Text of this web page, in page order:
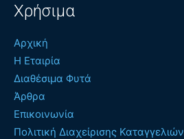
Χρήσιμα
Αρχική
Η Εταιρία
Διαθέσιμα Φυτά
Άρθρα
Επικοινωνία
Πολιτική Διαχείρισης Καταγγελιών